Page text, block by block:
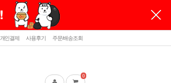
개인결제 사용후기 주문/배송조회
0